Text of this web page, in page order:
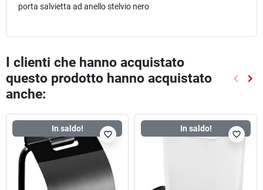
porta salvietta ad anello stelvio nero
I clienti che hanno acquistato
questo prodotto hanno acquistato
anche:
keyboard_arrow_left keyboard_arrow_right
In saldo!
favorite_border
In saldo!
favorite_border